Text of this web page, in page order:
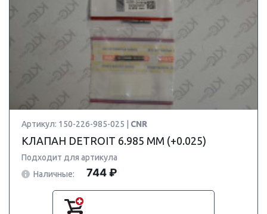
Артикул: 150-226-985-025 | CNR
КЛАПАН DETROIT 6.985 ММ (+0.025)
Подходит для артикула
Наличные:
744 ₽